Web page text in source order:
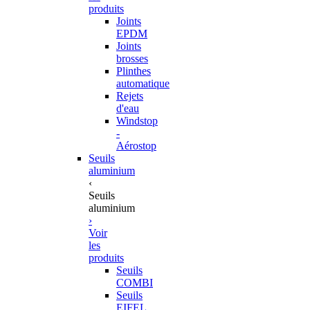
produits
Joints
EPDM
Joints
brosses
Plinthes
automatique
Rejets
d'eau
Windstop
-
Aérostop
Seuils
aluminium
‹
Seuils
aluminium
›
Voir
les
produits
Seuils
COMBI
Seuils
EIFEL